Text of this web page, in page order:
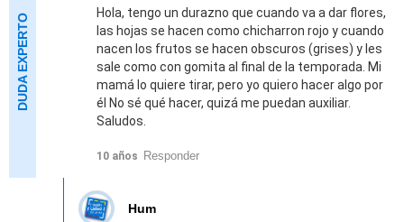
Hola, tengo un durazno que cuando va a dar flores,
las hojas se hacen como chicharron rojo y cuando
nacen los frutos se hacen obscuros (grises) y les
sale como con gomita al final de la temporada. Mi
mamá lo quiere tirar, pero yo quiero hacer algo por
él No sé qué hacer, quizá me puedan auxiliar.
Saludos.
10 años Responder
Hum